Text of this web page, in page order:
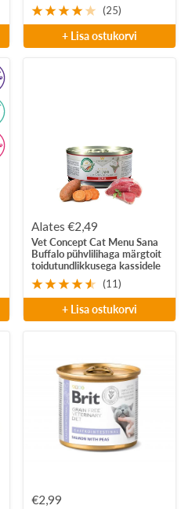
(25)
+ Lisa ostukorvi
Soodushind
Alates €2,49
Vet Concept Cat Menu Sana
Buffalo pühvlilihaga märgtoit
toidutundlikkusega kassidele
(11)
+ Lisa ostukorvi
Soodushind
€2,99